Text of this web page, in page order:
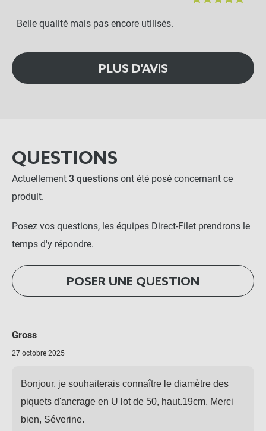
Belle qualité mais pas encore utilisés.
PLUS D'AVIS
QUESTIONS
Actuellement 3 questions ont été posé concernant ce
produit.
Posez vos questions, les équipes Direct-Filet prendrons le
temps d'y répondre.
POSER UNE QUESTION
Gross
27 octobre 2025
Bonjour, je souhaiterais connaître le diamètre des
piquets d'ancrage en U lot de 50, haut.19cm. Merci
bien, Séverine.